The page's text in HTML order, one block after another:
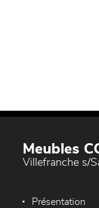
Meubles
Villefranche s/
Présentation